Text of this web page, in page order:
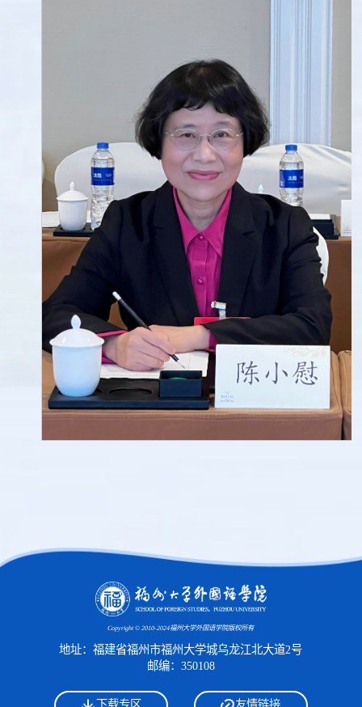
Copyright © 2010-2024福州大学外国语学院版权所有
地址：福建省福州市福州大学城乌龙江北大道2号
邮编：350108